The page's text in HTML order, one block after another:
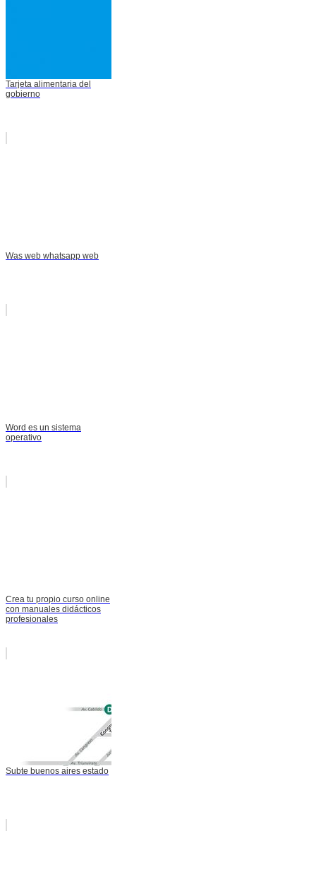
Tarjeta alimentaria del
gobierno
Was web whatsapp web
Word es un sistema
operativo
Crea tu propio curso online
con manuales didácticos
profesionales
Subte buenos aires estado